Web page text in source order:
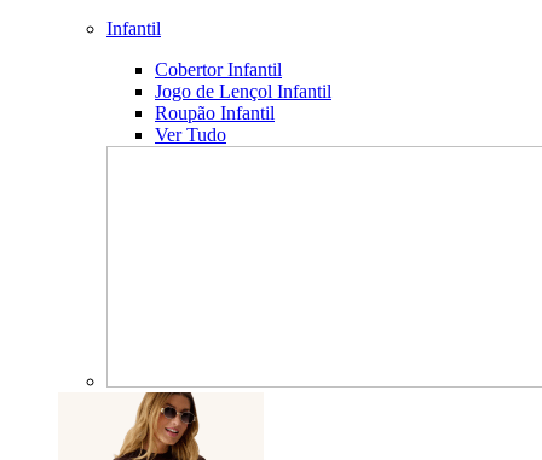
Infantil
Cobertor Infantil
Jogo de Lençol Infantil
Roupão Infantil
Ver Tudo